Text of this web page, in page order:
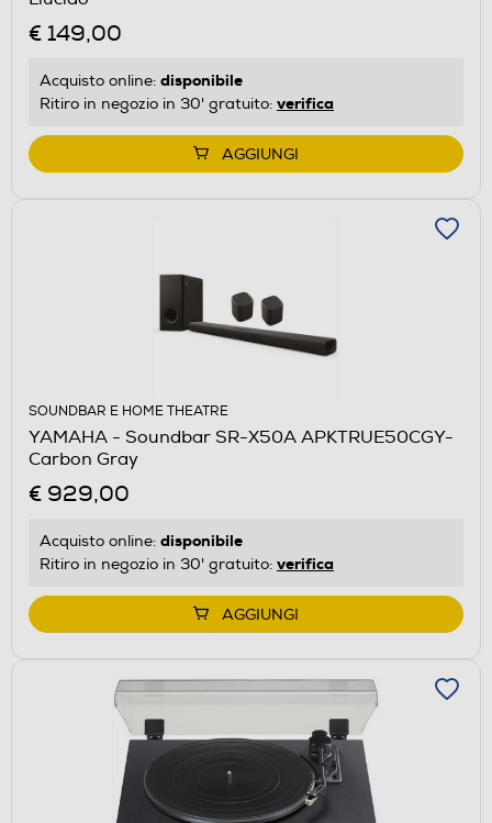
€ 149,00
Acquisto online: disponibile
Ritiro in negozio in 30' gratuito: verifica
AGGIUNGI
SOUNDBAR E HOME THEATRE
YAMAHA - Soundbar SR-X50A APKTRUE50CGY-
Carbon Gray
€ 929,00
Acquisto online: disponibile
Ritiro in negozio in 30' gratuito: verifica
AGGIUNGI